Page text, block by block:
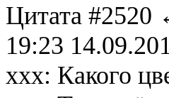
Цитата #2520
19:23
ххх: Какого